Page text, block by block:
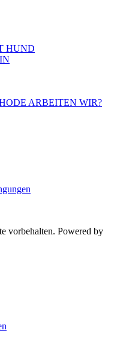
HUND
ARBEITEN WIR?
vorbehalten. Powered by